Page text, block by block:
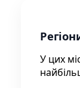
У цих